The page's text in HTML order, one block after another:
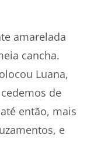
amarelada
cancha.
Luana,
de
então, mais
e